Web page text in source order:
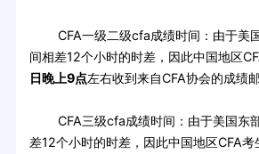
CFA一级二级cfa成绩时间：由于美
间相差12个小时的时差，因此中国地区
日晚上9点左右收到来自CFA协会的成绩邮
CFA三级cfa成绩时间：由于美国东
差12个小时的时差，因此中国地区CFA考